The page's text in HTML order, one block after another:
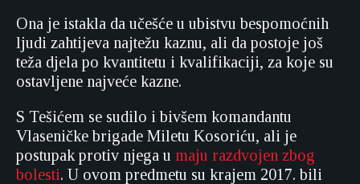
Ona je istakla da učešće u ubistvu bespomoćnih
ljudi zahtijeva najtežu kaznu, ali da postoje još
teža djela po kvantitetu i kvalifikaciji, za koje su
ostavljene najveće kazne.
S Tešićem se sudilo i bivšem komandantu
Vlaseničke brigade Miletu Kosoriću, ali je
postupak protiv njega u maju razdvojen zbog
bolesti. U ovom predmetu su krajem 2017. bili